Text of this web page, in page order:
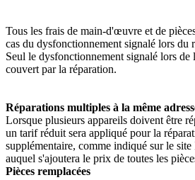
Tous les frais de main-d'œuvre et de
cas du dysfonctionnement signalé lors du
Seul le dysfonctionnement signalé lors de
couvert par la réparation.
Réparations multiples à la même
Lorsque plusieurs appareils doivent être
un tarif réduit sera appliqué pour la
supplémentaire, comme indiqué sur le
auquel s'ajoutera le prix de toutes les
Pièces remplacées